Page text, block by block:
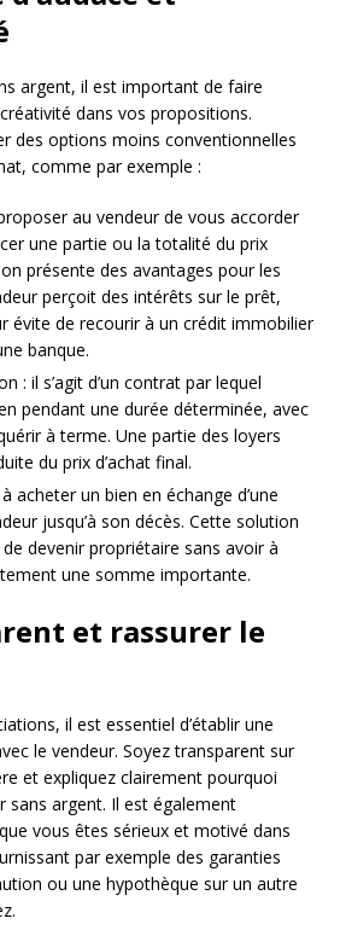
argent, il est important de faire
dans vos propositions.
des options moins conventionnelles
comme par exemple :
au vendeur de vous accorder
une partie ou la totalité du prix
présente des avantages pour les
perçoit des intérêts sur le prêt,
évite de recourir à un crédit immobilier
banque.
: il s’agit d’un contrat par lequel
pendant une durée déterminée, avec
à terme. Une partie des loyers
du prix d’achat final.
acheter un bien en échange d’une
jusqu’à son décès. Cette solution
devenir propriétaire sans avoir à
une somme importante.
et rassurer le
il est essentiel d’établir une
le vendeur. Soyez transparent sur
et expliquez clairement pourquoi
sans argent. Il est également
vous êtes sérieux et motivé dans
par exemple des garanties
ou une hypothèque sur un autre